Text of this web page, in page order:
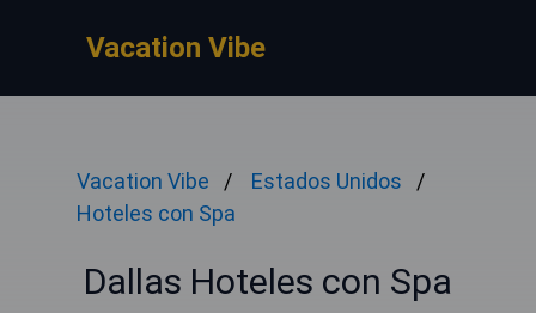
Vacation Vibe
Vacation Vibe
Estados Unidos
Hoteles con Spa
Dallas Hoteles con Spa